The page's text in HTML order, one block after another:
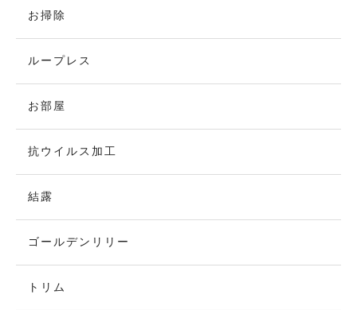
お掃除
ループレス
お部屋
抗ウイルス加工
結露
ゴールデンリリー
トリム